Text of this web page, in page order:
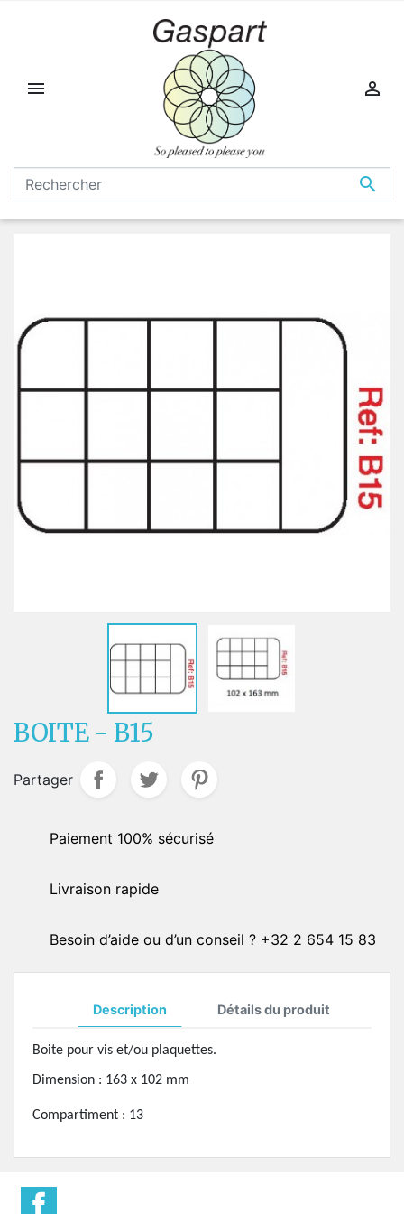



BOITE - B15
Partager
Paiement 100% sécurisé
Livraison rapide
Besoin d’aide ou d’un conseil ? +32 2 654 15 83
Description Détails du produit
Boite pour vis et/ou plaquettes.
Dimension : 163 x 102 mm
Compartiment : 13